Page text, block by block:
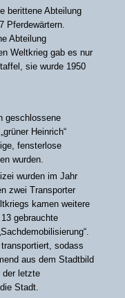
berittene Abteilung
Pferdewärtern.
Abteilung
Weltkrieg gab es nur
sie wurde 1950
geschlossene
Heinrich“
fensterlose
wurden.
wurden im Jahr
zwei Transporter
kamen weitere
gebrauchte
sodass
aus dem Stadtbild
der letzte
Stadt.